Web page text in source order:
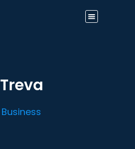
Treva
Business